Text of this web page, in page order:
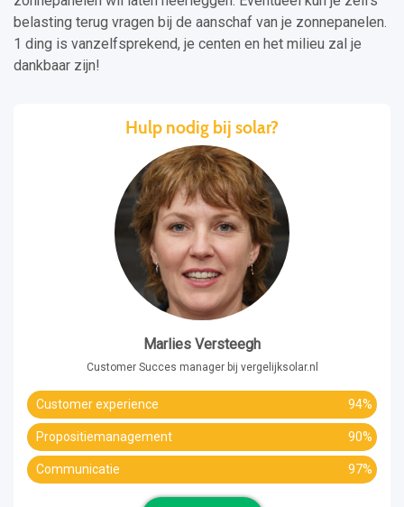
belasting terug vragen bij de aanschaf van je zonnepanelen.
1 ding is vanzelfsprekend, je centen en het milieu zal je
dankbaar zijn!
Hulp nodig bij solar?
Marlies Versteegh
Customer Succes manager bij vergelijksolar.nl
Customer experience 94%
Propositiemanagement 90%
Communicatie 97%